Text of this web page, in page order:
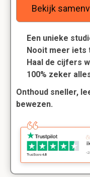
Bekijk
Een unieke
Nooit meer iets
Haal de cijfers
100% zeker
Onthoud sneller,
bewezen.